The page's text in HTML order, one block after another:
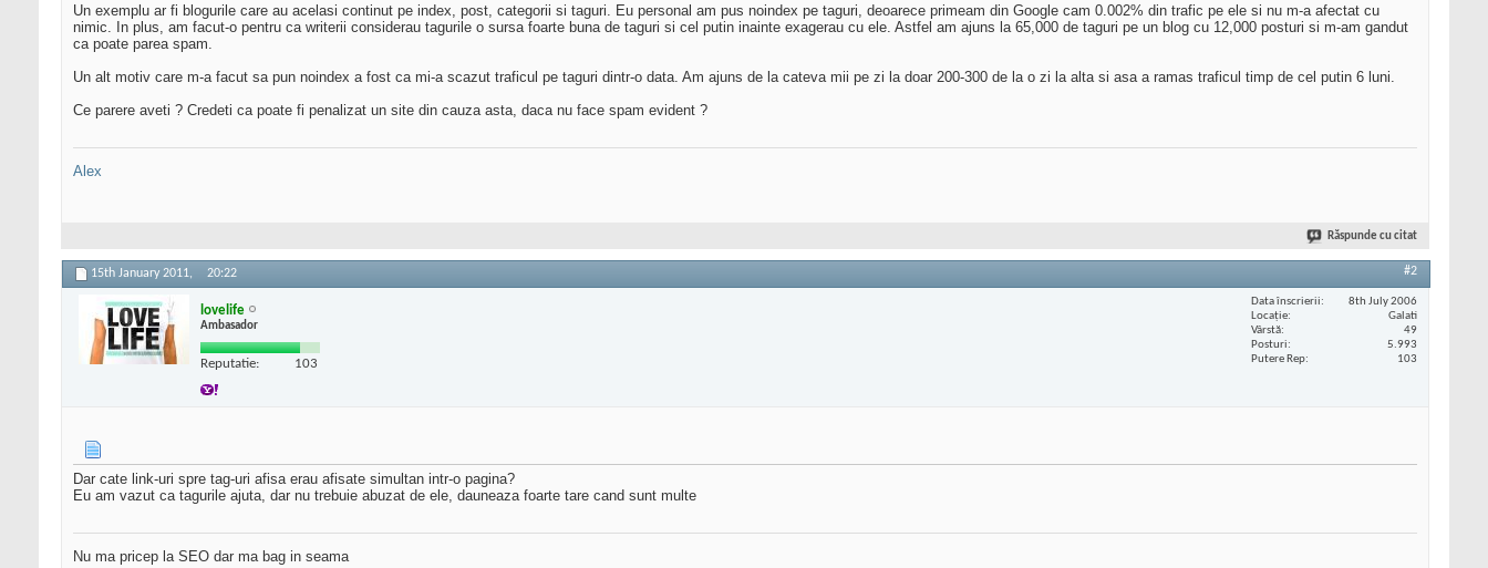
Un exemplu ar fi blogurile care au acelasi continut pe index, post, categorii si taguri. Eu personal am pus noindex pe taguri, deoarece primeam din Google cam 0.002% din trafic pe ele si nu m-a afectat cu
nimic. In plus, am facut-o pentru ca writerii considerau tagurile o sursa foarte buna de taguri si cel putin inainte exagerau cu ele. Astfel am ajuns la 65,000 de taguri pe un blog cu 12,000 posturi si m-am gandut
ca poate parea spam.
Un alt motiv care m-a facut sa pun noindex a fost ca mi-a scazut traficul pe taguri dintr-o data. Am ajuns de la cateva mii pe zi la doar 200-300 de la o zi la alta si asa a ramas traficul timp de cel putin 6 luni.
Ce parere aveti ? Credeti ca poate fi penalizat un site din cauza asta, daca nu face spam evident ?
Alex
Răspunde cu citat
15th January 2011, 20:22 #2
lovelife
Ambasador
Reputatie: 103
Data înscrierii
8th July 2006
Locaţie
Galati
Vârstă
49
Posturi
5.993
Putere Rep
103
Dar cate link-uri spre tag-uri afisa erau afisate simultan intr-o pagina?
Eu am vazut ca tagurile ajuta, dar nu trebuie abuzat de ele, dauneaza foarte tare cand sunt multe
Nu ma pricep la SEO dar ma bag in seama